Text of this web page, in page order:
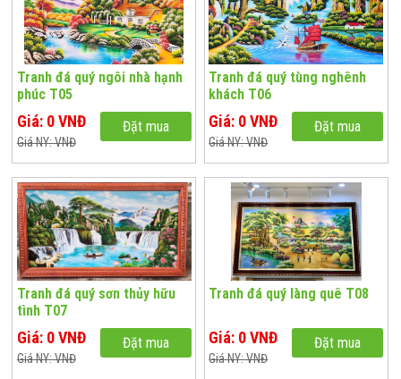
Tranh đá quý ngôi nhà hạnh
phúc T05
Giá: 0 VNĐ
Giá NY: VNĐ
Đặt mua
Tranh đá quý tùng nghênh
khách T06
Giá: 0 VNĐ
Giá NY: VNĐ
Đặt mua
Tranh đá quý sơn thủy hữu
tình T07
Giá: 0 VNĐ
Giá NY: VNĐ
Đặt mua
Tranh đá quý làng quê T08
Giá: 0 VNĐ
Giá NY: VNĐ
Đặt mua